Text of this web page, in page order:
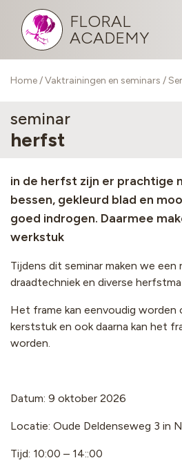
FLORAL
ACADEMY
Home/Vaktrainingen en seminars /
seminar
herfst
in de herfst zijn er prachtige
bessen, gekleurd blad en
goed indrogen. Daarmee
werkstuk
Tijdens dit seminar maken we een
draadtechniek en diverse
Het frame kan eenvoudig worden
kerststuk en ook daarna kan het
worden.
Datum: 9 oktober 2026
Locatie: Oude Deldenseweg 3 in
Tijd: 10:00 – 14::00